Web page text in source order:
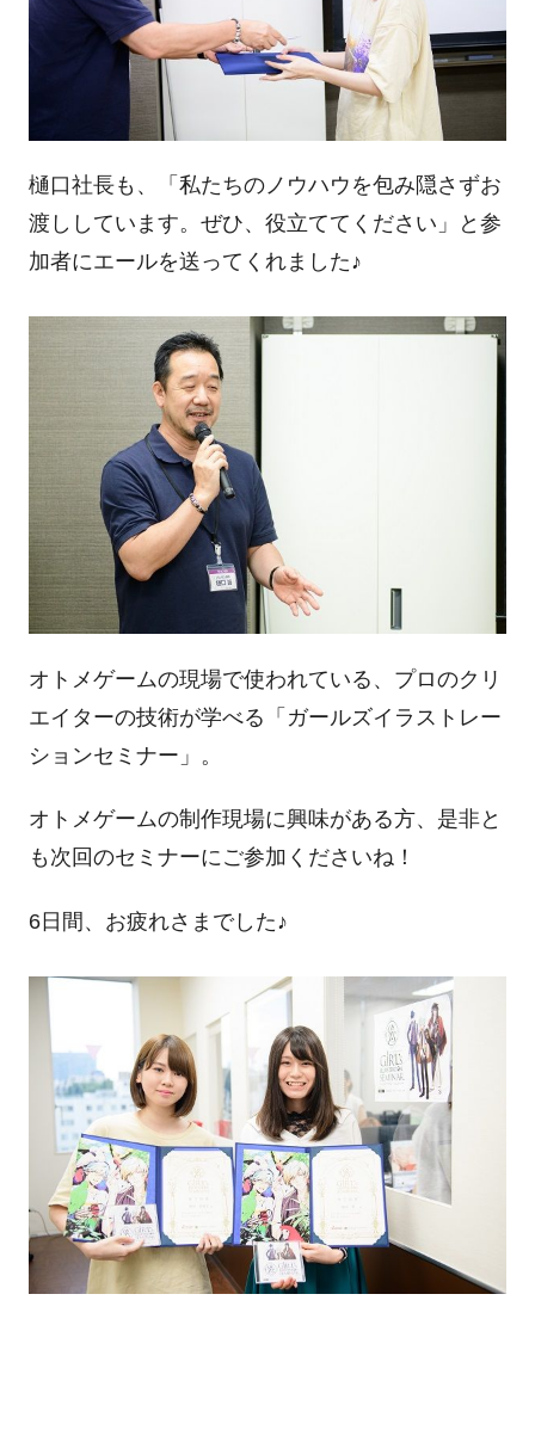
樋口社長も、「私たちのノウハウを包み隠さずお
渡ししています。ぜひ、役立ててください」と参
加者にエールを送ってくれました♪
オトメゲームの現場で使われている、プロのクリ
エイターの技術が学べる「ガールズイラストレー
ションセミナー」。
オトメゲームの制作現場に興味がある方、是非と
も次回のセミナーにご参加くださいね！
6日間、お疲れさまでした♪